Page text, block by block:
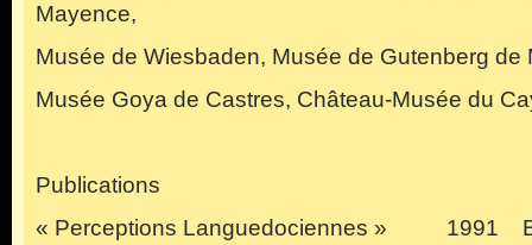
Mayence,
Musée de Wiesbaden, Musée de Gutenberg de
Musée Goya de Castres, Château-Musée du
Publications
« Perceptions Languedociennes » 1991